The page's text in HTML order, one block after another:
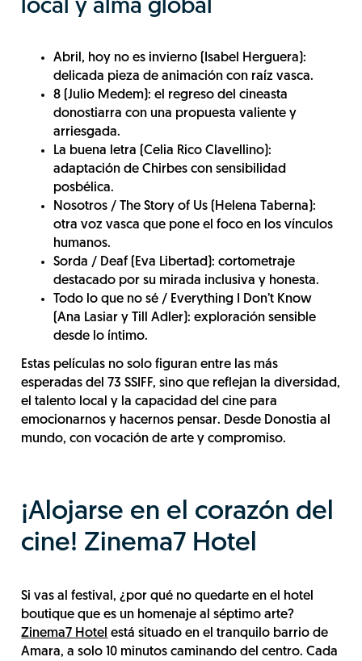
local y alma global
Abril, hoy no es invierno (Isabel Herguera):
delicada pieza de animación con raíz vasca.
8 (Julio Medem): el regreso del cineasta
donostiarra con una propuesta valiente y
arriesgada.
La buena letra (Celia Rico Clavellino):
adaptación de Chirbes con sensibilidad
posbélica.
Nosotros / The Story of Us (Helena Taberna):
otra voz vasca que pone el foco en los vínculos
humanos.
Sorda / Deaf (Eva Libertad): cortometraje
destacado por su mirada inclusiva y honesta.
Todo lo que no sé / Everything I Don’t Know
(Ana Lasiar y Till Adler): exploración sensible
desde lo íntimo.
Estas películas no solo figuran entre las más
esperadas del 73 SSIFF, sino que reflejan la diversidad,
el talento local y la capacidad del cine para
emocionarnos y hacernos pensar. Desde Donostia al
mundo, con vocación de arte y compromiso.
¡Alojarse en el corazón del
cine! Zinema7 Hotel
Si vas al festival, ¿por qué no quedarte en el hotel
boutique que es un homenaje al séptimo arte?
Zinema7 Hotel está situado en el tranquilo barrio de
Amara, a solo 10 minutos caminando del centro. Cada